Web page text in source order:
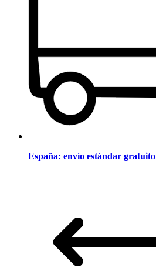
España: envío estándar gratuito